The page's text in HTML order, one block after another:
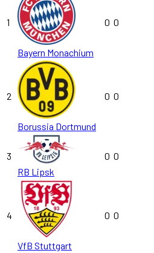
1
Bayern Monachium
0 0
2
Borussia Dortmund
0 0
3
RB Lipsk
0 0
4
VfB Stuttgart
0 0